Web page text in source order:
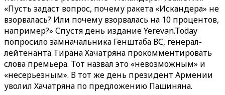
«Пусть задаст вопрос, почему ракета «Искандера» не
взорвалась? Или почему взорвалась на 10 процентов,
например?» Спустя день издание Yerevan.Today
попросило замначальника Генштаба ВС, генерал-
лейтенанта Тирана Хачатряна прокомментировать
слова премьера. Тот назвал это «невозможным» и
«несерьезным». В тот же день президент Армении
уволил Хачатряна по предложению Пашиняна.